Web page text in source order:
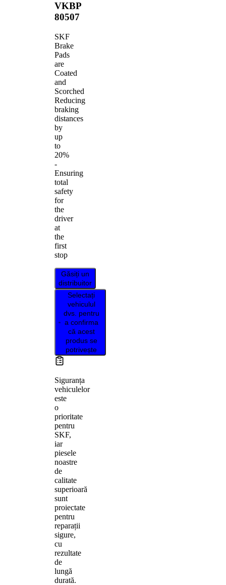
VKBP
80507
SKF
Brake
Pads
are
Coated
and
Scorched
Reducing
braking
distances
by
up
to
20%
-
Ensuring
total
safety
for
the
driver
at
the
first
stop
Găsiți un
distribuitor
Selectați
vehiculul
dvs. pentru
a confirma
că acest
produs se
potrivește
Siguranța
vehiculelor
este
o
prioritate
pentru
SKF,
iar
piesele
noastre
de
calitate
superioară
sunt
proiectate
pentru
reparații
sigure,
cu
rezultate
de
lungă
durată.